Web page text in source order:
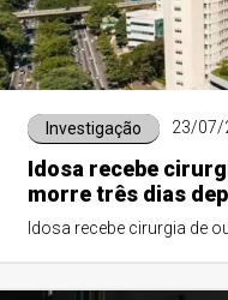
Investigação 23/07/
Idosa recebe
morre três dias
Idosa recebe cirurgia de